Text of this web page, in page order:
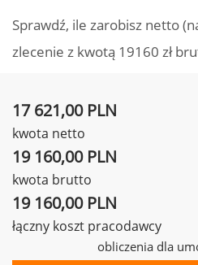
Sprawdź, ile zarobisz netto
zlecenie z kwotą 19160 zł
17 621,00 PLN
kwota netto
19 160,00 PLN
kwota brutto
19 160,00 PLN
łączny koszt pracodawcy
obliczenia dla